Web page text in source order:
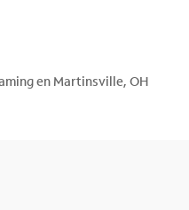
en Martinsville, OH